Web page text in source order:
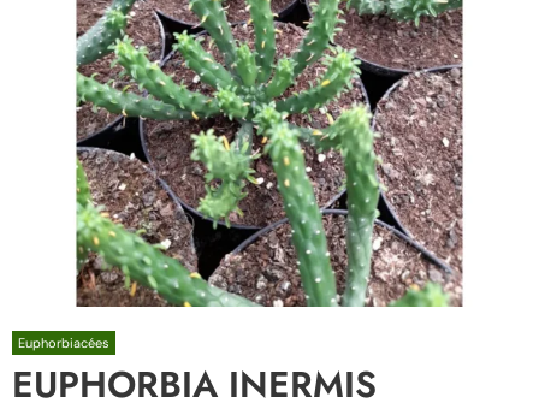
Euphorbiacées
EUPHORBIA INERMIS